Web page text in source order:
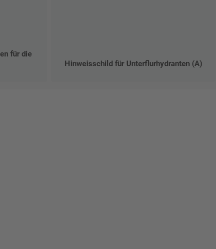
für die
Hinweisschild für Unterflurhydranten (A)